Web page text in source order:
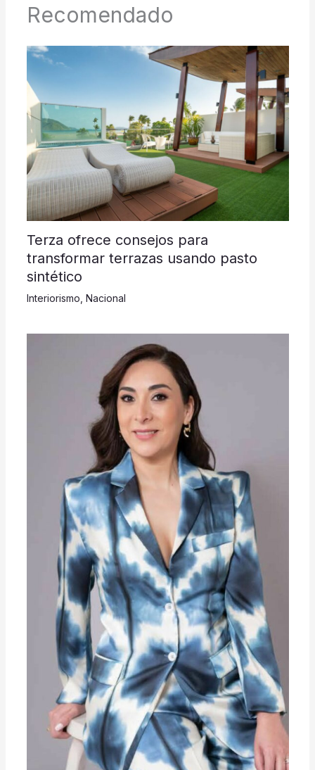
Recomendado
Terza ofrece consejos para
transformar terrazas usando pasto
sintético
Interiorismo Nacional